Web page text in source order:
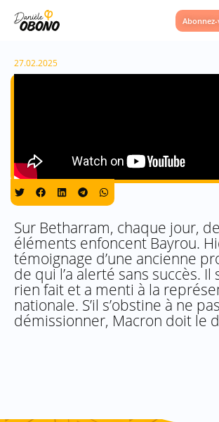
27.02.2025
Sur Betharram, chaque jour,
éléments enfoncent Bayrou.
témoignage d’une ancienne
de qui l’a alerté sans succès. Il
rien fait et a menti à la
nationale. S’il s’obstine à ne pas
démissionner, Macron doit le